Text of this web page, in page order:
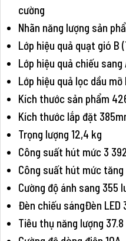
cường
Nhãn năng lượng sản
Lớp hiệu quả quạt gió B
Lớp hiệu quả chiếu
Lớp hiệu quả lọc dầu
Kích thước sản phẩm
Kích thước lắp đặt
Trọng lượng 12,4 kg
Công suất hút mức 3
Công suất hút mức tăng
Cường độ ánh sang 355
Đèn chiếu sángĐèn LED
Tiêu thụ năng lượng 37.8